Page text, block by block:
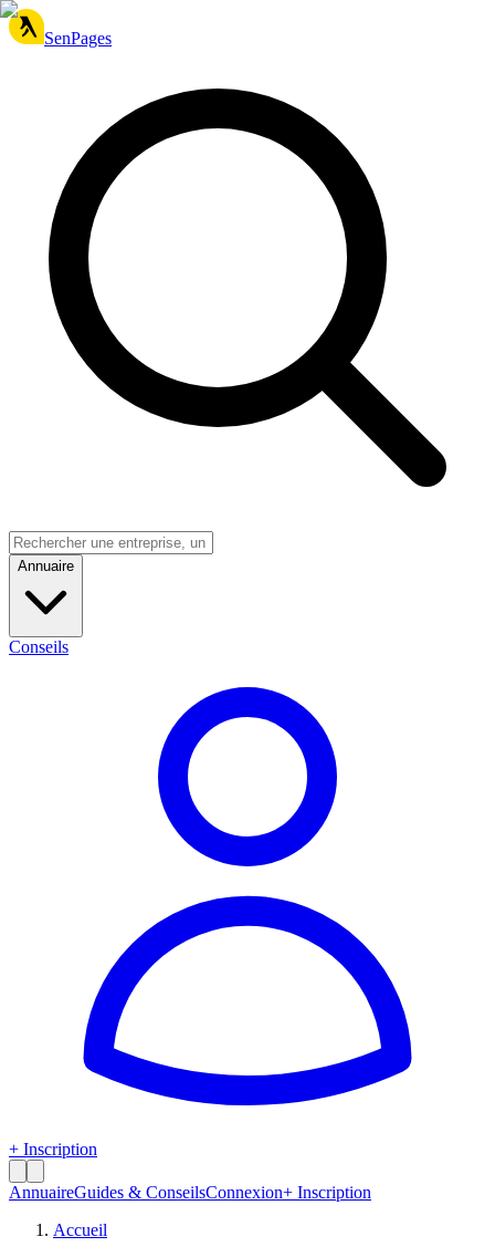
SenPages
Annuaire
Conseils
+ Inscription
AnnuaireGuides & ConseilsConnexion+ Inscription
Accueil